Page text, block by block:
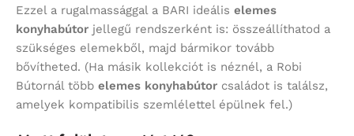
Ezzel a rugalmassággal a BARI ideális elemes
konyhabútor jellegű rendszerként is: összeállíthatod a
szükséges elemekből, majd bármikor tovább
bővítheted. (Ha másik kollekciót is néznél, a Robi
Bútornál több elemes konyhabútor családot is találsz,
amelyek kompatibilis szemlélettel épülnek fel.)